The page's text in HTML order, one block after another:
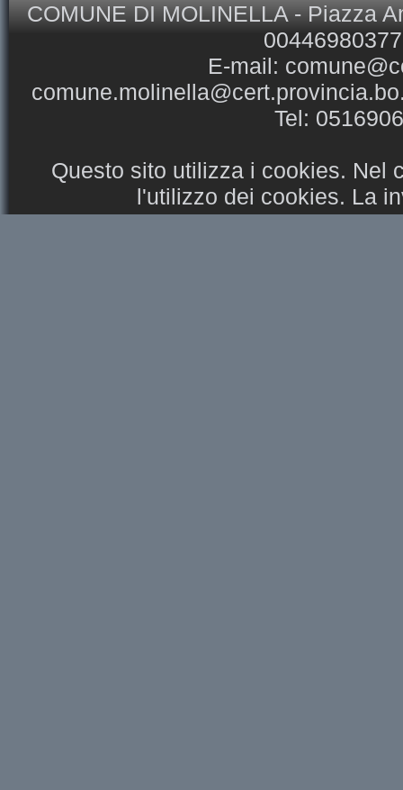
COMUNE DI MOLINELLA - Piazza
E-mail:
Tel:
Questo sito utilizza i cookies. Nel
l'utilizzo dei cookies. La